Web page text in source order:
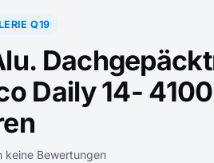
Q19
Daily 14-
keine Bewertungen